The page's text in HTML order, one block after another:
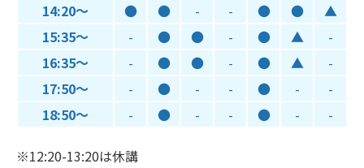
14:20～
● ● - - ● ●
▲
15:35～
- ● ● - ● ▲
-
16:35～
- ● ● - ● ▲
-
17:50～
- ● - - ● -
-
18:50～
- ● - - ● - -
※12:20-13:20は休講